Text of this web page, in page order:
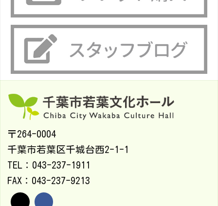
〒264-0004
千葉市若葉区千城台西2-1-1
TEL：043-237-1911
FAX：043-237-9213